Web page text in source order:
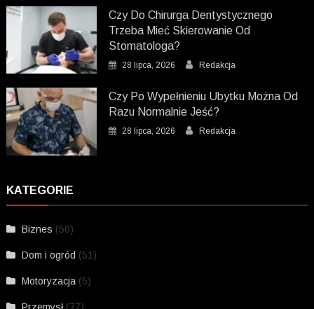
Czy Do Chirurga Dentystycznego
Trzeba Mieć Skierowanie Od
Stomatologa?
28 lipca, 2026 Redakcja
Czy Po Wypełnieniu Ubytku Można Od
Razu Normalnie Jeść?
28 lipca, 2026 Redakcja
KATEGORIE
Biznes (50)
Dom i ogród (51)
Motoryzacja (5)